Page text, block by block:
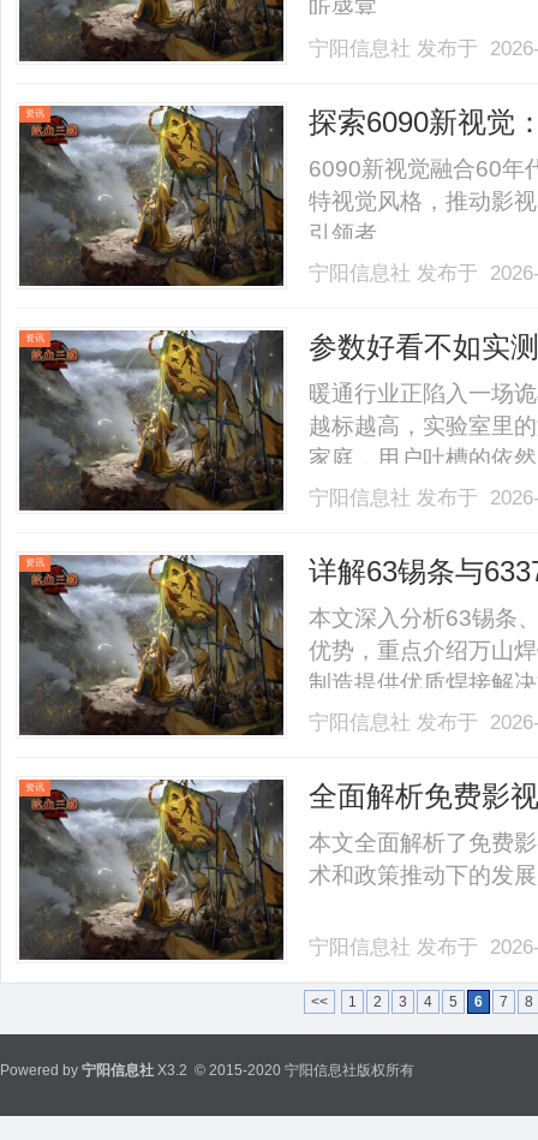
听盛宴。......
宁阳信息社 发布于
资讯 探索6090新视觉
6090新视觉融合60年
特视觉风格，推动影
引领者。......
宁阳信息社 发布于
资讯
参数好看不如实
考，只有它没掉
暖通行业正陷入一场
越标越高，实验室里
家庭，用户吐槽的依
冒汗、冬天热风悬在
实质性提升。行业似
宁阳信息社 发布于
资讯
详解63锡条与
势
本文深入分析63锡条
优势，重点介绍万山
制造提供优质焊接解
宁阳信息社 发布于
资讯 全面解析免费影
本文全面解析了免费
术和政策推动下的发
宁阳信息社 发布于
<< 1 2 3 4 5 6 7 8
Powered by 宁阳信息社 X3.2 © 2015-2020 宁阳信息社版权所有